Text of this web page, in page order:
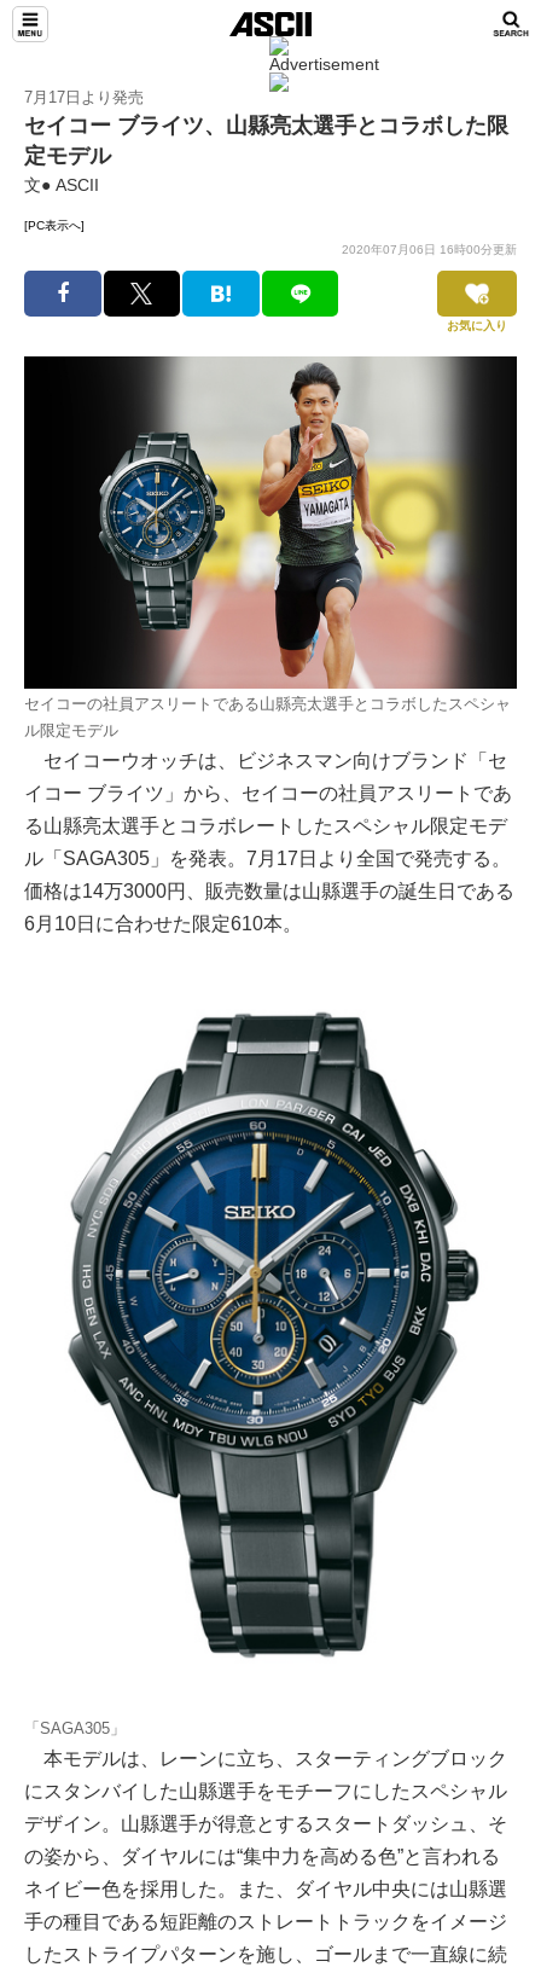
7月17日より発売
セイコー ブライツ、山縣亮太選手とコラボした限
定モデル
文● ASCII
[PC表示へ]
2020年07月06日 16時00分更新
お気に入り
セイコーの社員アスリートである山縣亮太選手とコラボしたスペシャ
ル限定モデル
セイコーウオッチは、ビジネスマン向けブランド「セ
イコー ブライツ」から、セイコーの社員アスリートであ
る山縣亮太選手とコラボレートしたスペシャル限定モデ
ル「SAGA305」を発表。7月17日より全国で発売する。
価格は14万3000円、販売数量は山縣選手の誕生日である
6月10日に合わせた限定610本。
「SAGA305」
本モデルは、レーンに立ち、スターティングブロック
にスタンバイした山縣選手をモチーフにしたスペシャル
デザイン。山縣選手が得意とするスタートダッシュ、そ
の姿から、ダイヤルには“集中力を高める色”と言われる
ネイビー色を採用した。また、ダイヤル中央には山縣選
手の種目である短距離のストレートトラックをイメージ
したストライプパターンを施し、ゴールまで一直線に続